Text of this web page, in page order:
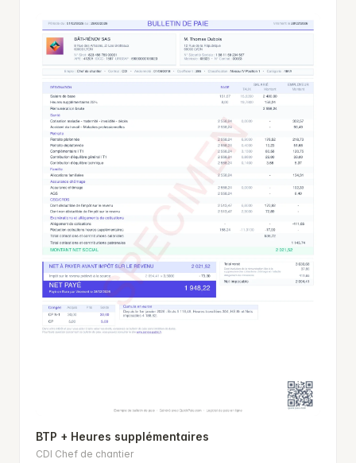
BTP + Heures supplémentaires
CDI Chef de chantier